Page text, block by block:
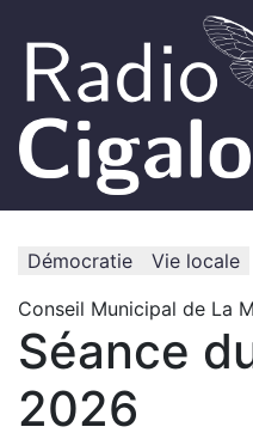
Démocratie
Vie locale
Conseil Municipal de La
Séance
2026